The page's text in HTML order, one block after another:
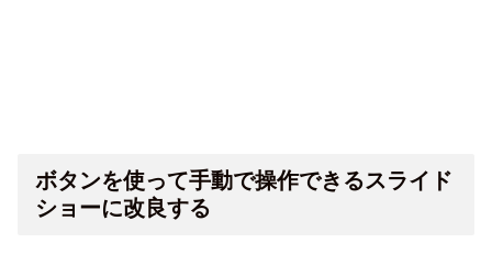
ボタンを使って手動で操作できるスライド
ショーに改良する